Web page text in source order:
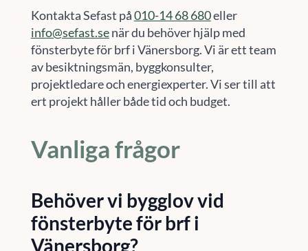
Kontakta Sefast på010-14 68 680eller
info@sefast.senär du behöver hjälp med
fönsterbyte för brf i Vänersborg. Vi är ett team
av besiktningsmän, byggkonsulter,
projektledare och energiexperter. Vi ser till att
ert projekt håller både tid och budget.
Vanliga frågor
Behöver vi bygglov vid
fönsterbyte för brf i
Vänersborg?